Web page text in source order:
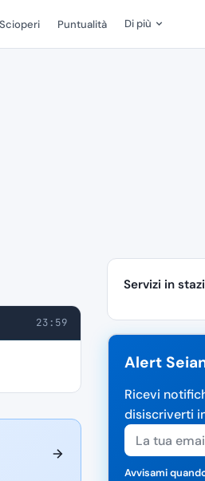
Scioperi Puntualità Di più
23:59
Servizi in
Alert
Ricevi
disiscriverti
Avvisami